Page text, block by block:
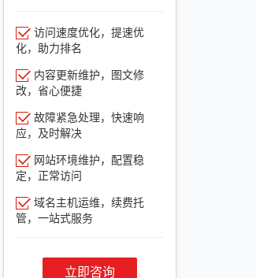
访问速度优化，提速优
化，助力排名
内容更新维护，图文修
改，省心便捷
故障紧急处理，快速响
应，及时解决
网站环境维护，配置稳
定，正常访问
域名主机运维，续费托
管，一站式服务
立即咨询